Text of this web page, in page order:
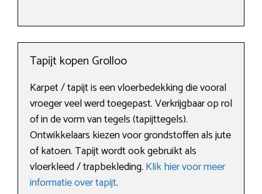
Tapijt kopen Grolloo
Karpet / tapijt is een vloerbedekking die vooral
vroeger veel werd toegepast. Verkrijgbaar op rol
of in de vorm van tegels (tapijttegels).
Ontwikkelaars kiezen voor grondstoffen als jute
of katoen. Tapijt wordt ook gebruikt als
vloerkleed / trapbekleding. Klik hier voor meer
informatie over tapijt.